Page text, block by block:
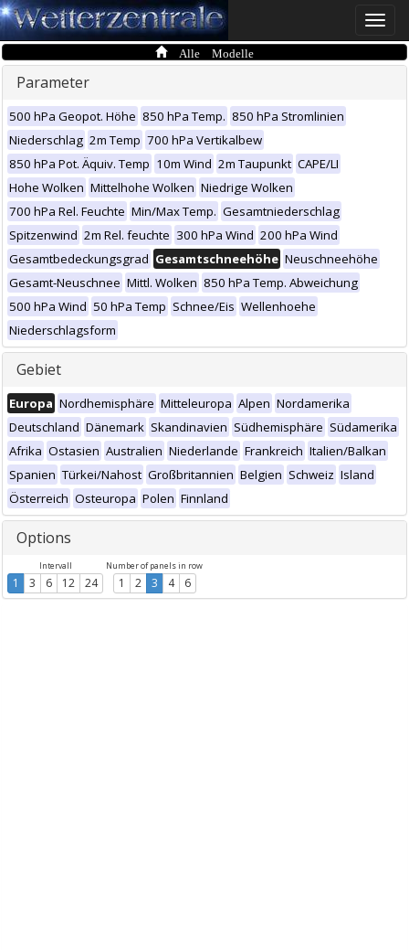
Toggle
Alle Modelle
Parameter
500 hPa Geopot. Höhe 850 hPa Temp. 850 hPa Stromlinien
Niederschlag 2m Temp 700 hPa Vertikalbew
850 hPa Pot. Äquiv. Temp 10m Wind 2m Taupunkt CAPE/LI
Hohe Wolken Mittelhohe Wolken Niedrige Wolken
700 hPa Rel. Feuchte Min/Max Temp. Gesamtniederschlag
Spitzenwind 2m Rel. feuchte 300 hPa Wind 200 hPa Wind
Gesamtbedeckungsgrad Gesamtschneehöhe Neuschneehöhe
Gesamt-Neuschnee Mittl. Wolken 850 hPa Temp. Abweichung
500 hPa Wind 50 hPa Temp Schnee/Eis Wellenhoehe
Niederschlagsform
Gebiet
Europa Nordhemisphäre Mitteleuropa Alpen Nordamerika
Deutschland Dänemark Skandinavien Südhemisphäre Südamerika
Afrika Ostasien Australien Niederlande Frankreich Italien/Balkan
Spanien Türkei/Nahost Großbritannien Belgien Schweiz Island
Österreich Osteuropa Polen Finnland
Options
Intervall
1 3 6 12 24
Number of panels in row
1 2 3 4 6